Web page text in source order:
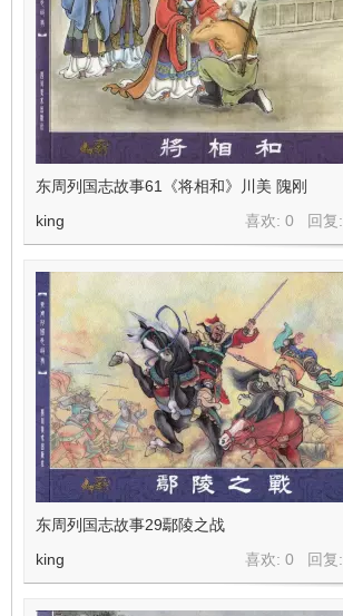
东周列国志故事61《将相和》川美 隗刚
喜欢: 0 回复:
king
东周列国志故事29鄢陵之战
喜欢: 0 回复:
king